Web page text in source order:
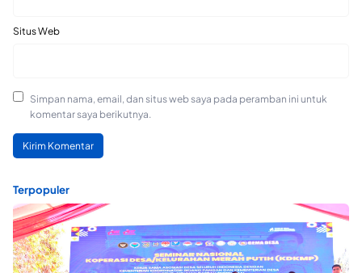
Situs Web
Simpan nama, email, dan situs web saya pada peramban ini untuk
komentar saya berikutnya.
Terpopuler